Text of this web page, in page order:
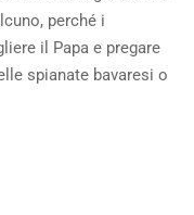
perché i
il Papa e pregare
spianate bavaresi o